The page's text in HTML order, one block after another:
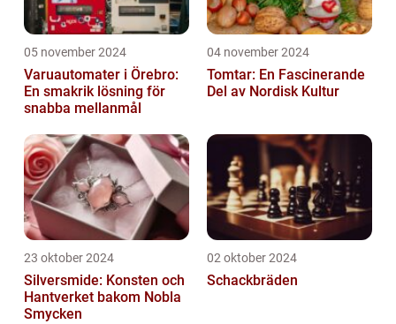
05 november 2024
Varuautomater i Örebro:
En smakrik lösning för
snabba mellanmål
04 november 2024
Tomtar: En Fascinerande
Del av Nordisk Kultur
23 oktober 2024
Silversmide: Konsten och
Hantverket bakom Nobla
Smycken
02 oktober 2024
Schackbräden